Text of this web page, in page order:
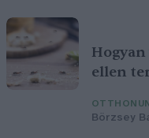
ellen
Börzsey